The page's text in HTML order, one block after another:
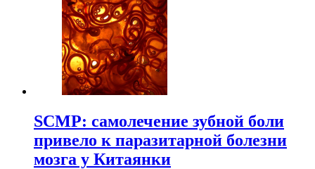
SCMP: самолечение зубной боли
привело к паразитарной болезни
мозга у Китаянки